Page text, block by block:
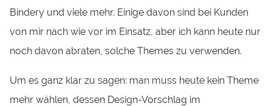
Bindery und viele mehr. Einige davon sind bei Kunden
von mir nach wie vor im Einsatz, aber ich kann heute nur
noch davon abraten, solche Themes zu verwenden.
Um es ganz klar zu sagen: man muss heute kein Theme
mehr wählen, dessen Design-Vorschlag im